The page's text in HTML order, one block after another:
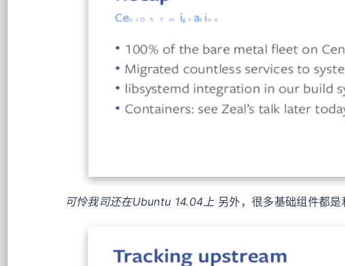
可怜我司还在Ubuntu 14.04上 另外，很多基础组件都是